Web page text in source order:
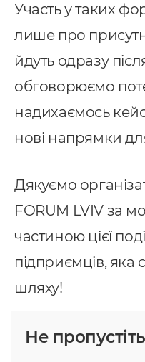
Участь у таких
лише про
йдуть одразу
обговорюємо
надихаємось
нові напрямки
Дякуємо
FORUM LVIV за
частиною цієї
підприємців, яка
шляху!
Не пропустіть